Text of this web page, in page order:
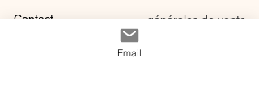
Contact générales de vente
Email